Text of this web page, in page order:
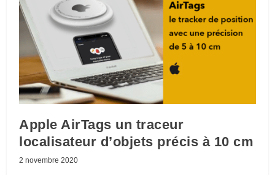
Apple AirTags un traceur
localisateur d’objets précis à 10 cm
2 novembre 2020